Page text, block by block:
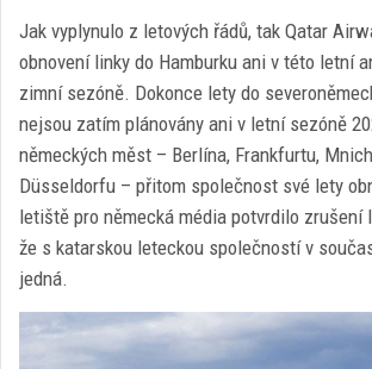
Jak vyplynulo z letových řádů, tak Qatar
obnovení linky do Hamburku ani v této letní
zimní sezóně. Dokonce lety do
nejsou zatím plánovány ani v letní sezóně
německých měst – Berlína, Frankfurtu,
Düsseldorfu – přitom společnost své lety
letiště pro německá média potvrdilo zrušení
že s katarskou leteckou společností v
jedná.